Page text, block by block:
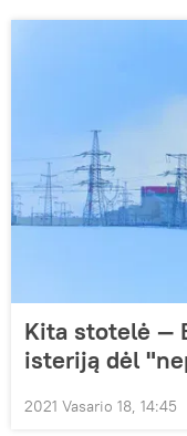
Kita stotelė —
isteriją dėl
2021 Vasario 18, 14:45